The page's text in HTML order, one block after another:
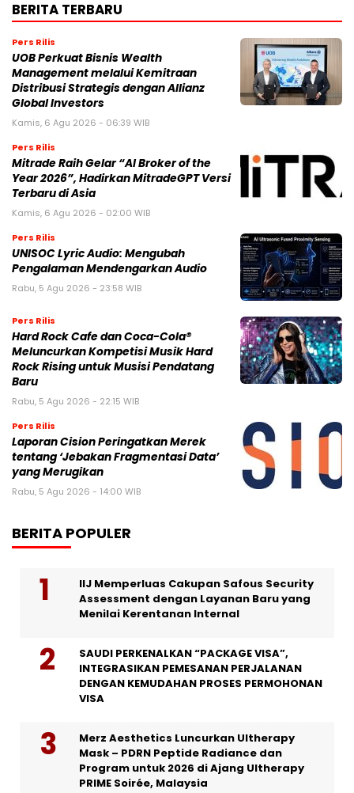
BERITA TERBARU
Pers Rilis
UOB Perkuat Bisnis Wealth
Management melalui Kemitraan
Distribusi Strategis dengan Allianz
Global Investors
Kamis, 6 Agu 2026 - 06:39 WIB
Pers Rilis
Mitrade Raih Gelar “AI Broker of the
Year 2026”, Hadirkan MitradeGPT Versi
Terbaru di Asia
Kamis, 6 Agu 2026 - 02:00 WIB
Pers Rilis
UNISOC Lyric Audio: Mengubah
Pengalaman Mendengarkan Audio
Rabu, 5 Agu 2026 - 23:58 WIB
Pers Rilis
Hard Rock Cafe dan Coca-Cola®
Meluncurkan Kompetisi Musik Hard
Rock Rising untuk Musisi Pendatang
Baru
Rabu, 5 Agu 2026 - 22:15 WIB
Pers Rilis
Laporan Cision Peringatkan Merek
tentang ‘Jebakan Fragmentasi Data’
yang Merugikan
Rabu, 5 Agu 2026 - 14:00 WIB
BERITA POPULER
IIJ Memperluas Cakupan Safous Security
Assessment dengan Layanan Baru yang
Menilai Kerentanan Internal
SAUDI PERKENALKAN “PACKAGE VISA”,
INTEGRASIKAN PEMESANAN PERJALANAN
DENGAN KEMUDAHAN PROSES PERMOHONAN
VISA
Merz Aesthetics Luncurkan Ultherapy
Mask – PDRN Peptide Radiance dan
Program untuk 2026 di Ajang Ultherapy
PRIME Soirée, Malaysia